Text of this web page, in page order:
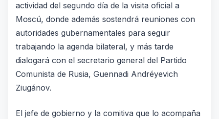
actividad del segundo día de la visita oficial a
Moscú, donde además sostendrá reuniones con
autoridades gubernamentales para seguir
trabajando la agenda bilateral, y más tarde
dialogará con el secretario general del Partido
Comunista de Rusia, Guennadi Andréyevich
Ziugánov.
El jefe de gobierno y la comitiva que lo acompaña